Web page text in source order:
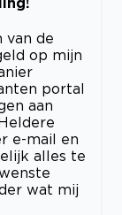
van de
op mijn
portal
aan
e-mail en
alles te
wat mij